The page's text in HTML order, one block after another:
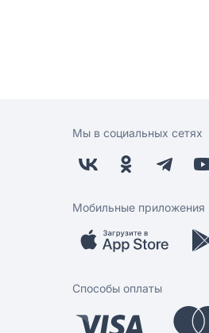
Мы в социальных сетях
Мобильные приложения
Способы оплаты